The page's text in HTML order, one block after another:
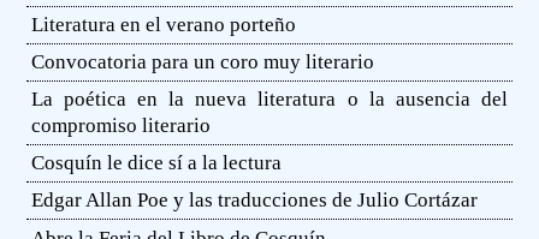
Literatura en el verano porteño
Convocatoria para un coro muy literario
La poética en la nueva literatura o la ausencia del
compromiso literario
Cosquín le dice sí a la lectura
Edgar Allan Poe y las traducciones de Julio Cortázar